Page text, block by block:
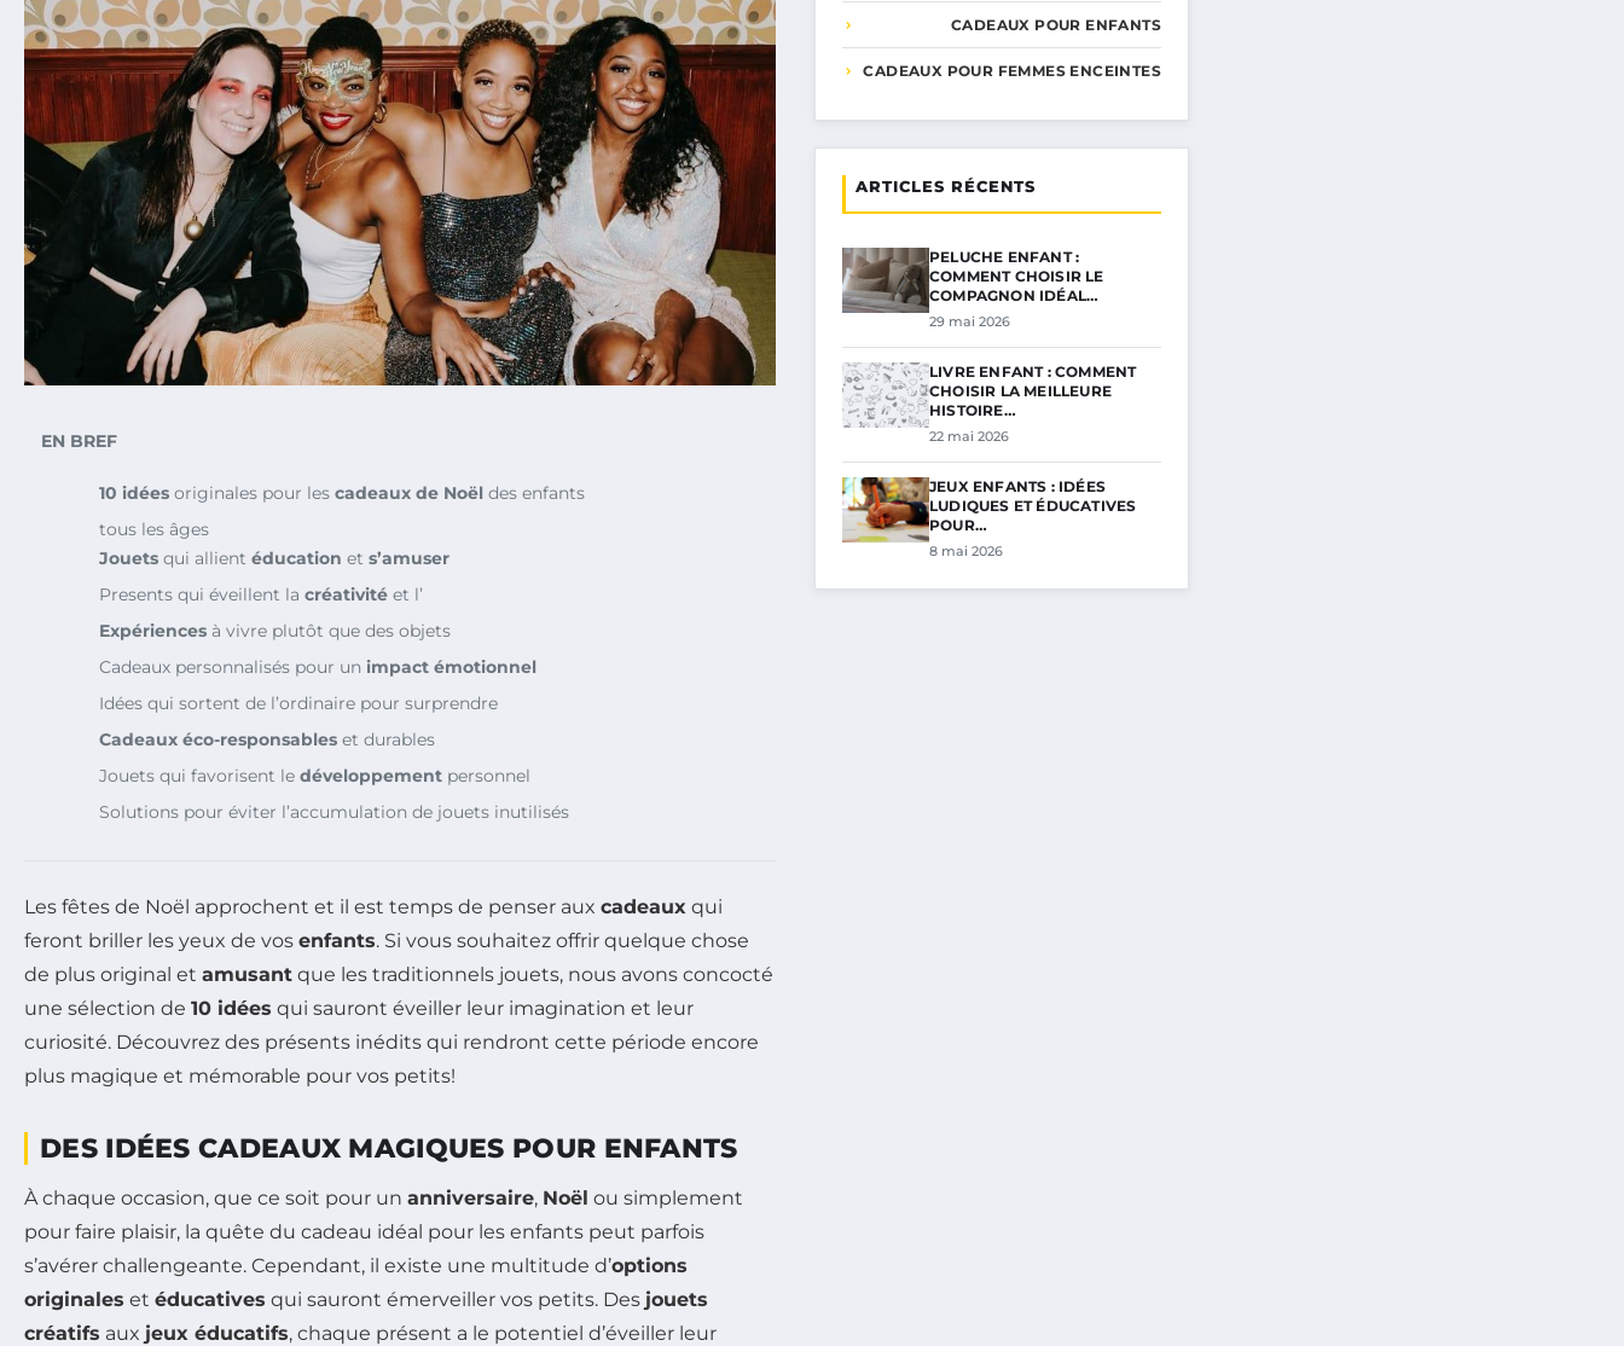
EN BREF
10 idées originales pour les cadeaux de Noël des enfants
tous les âges
Jouets qui allient éducation et s’amuser
Presents qui éveillent la créativité et l’
Expériences à vivre plutôt que des objets
Cadeaux personnalisés pour un impact émotionnel
Idées qui sortent de l’ordinaire pour surprendre
Cadeaux éco-responsables et durables
Jouets qui favorisent le développement personnel
Solutions pour éviter l’accumulation de jouets inutilisés
Les fêtes de Noël approchent et il est temps de penser aux cadeaux qui
feront briller les yeux de vos enfants. Si vous souhaitez offrir quelque chose
de plus original et amusant que les traditionnels jouets, nous avons concocté
une sélection de 10 idées qui sauront éveiller leur imagination et leur
curiosité. Découvrez des présents inédits qui rendront cette période encore
plus magique et mémorable pour vos petits!
DES IDÉES CADEAUX MAGIQUES POUR ENFANTS
À chaque occasion, que ce soit pour un anniversaire, Noël ou simplement
pour faire plaisir, la quête du cadeau idéal pour les enfants peut parfois
s’avérer challengeante. Cependant, il existe une multitude d’options
originales et éducatives qui sauront émerveiller vos petits. Des jouets
créatifs aux jeux éducatifs, chaque présent a le potentiel d’éveiller leur
CADEAUX POUR ENFANTS
CADEAUX POUR FEMMES ENCEINTES
ARTICLES RÉCENTS
PELUCHE ENFANT :
COMMENT CHOISIR LE
COMPAGNON IDÉAL…
29 mai 2026
LIVRE ENFANT : COMMENT
CHOISIR LA MEILLEURE
HISTOIRE…
22 mai 2026
JEUX ENFANTS : IDÉES
LUDIQUES ET ÉDUCATIVES
POUR…
8 mai 2026